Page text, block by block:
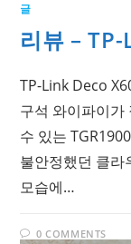
글
리뷰 –
TP-Link Deco
구석 와이파이가
수 있는
불안정했던 클라
모습에…
0 COMMENTS